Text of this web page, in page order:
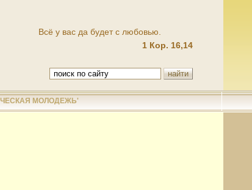
Всё у вас да будет с любовью.
1 Кор. 16,14
МОЛОДЕЖЬ'